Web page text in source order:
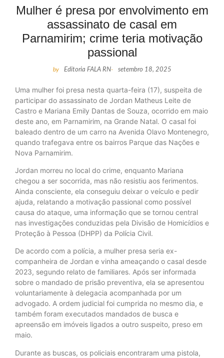
Mulher é presa por envolvimento em
assassinato de casal em
Parnamirim; crime teria motivação
passional
by Editoria FALA RN- setembro 18, 2025
Uma mulher foi presa nesta quarta-feira (17), suspeita de
participar do assassinato de Jordan Matheus Leite de
Castro e Mariana Emily Dantas de Souza, ocorrido em maio
deste ano, em Parnamirim, na Grande Natal. O casal foi
baleado dentro de um carro na Avenida Olavo Montenegro,
quando trafegava entre os bairros Parque das Nações e
Nova Parnamirim.
Jordan morreu no local do crime, enquanto Mariana
chegou a ser socorrida, mas não resistiu aos ferimentos.
Ainda consciente, ela conseguiu deixar o veículo e pedir
ajuda, relatando a motivação passional como possível
causa do ataque, uma informação que se tornou central
nas investigações conduzidas pela Divisão de Homicídios e
Proteção à Pessoa (DHPP) da Polícia Civil.
De acordo com a polícia, a mulher presa seria ex-
companheira de Jordan e vinha ameaçando o casal desde
2023, segundo relato de familiares. Após ser informada
sobre o mandado de prisão preventiva, ela se apresentou
voluntariamente à delegacia acompanhada por um
advogado. A ordem judicial foi cumprida no mesmo dia, e
também foram executados mandados de busca e
apreensão em imóveis ligados a outro suspeito, preso em
maio.
Durante as buscas, os policiais encontraram uma pistola,